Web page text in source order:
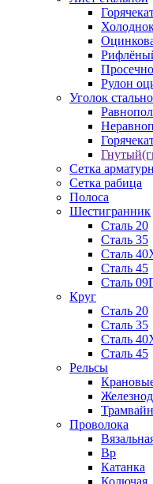
Рулон
Уголок
Сетка
Сетка рабица
Полоса
Шестигранник
Сталь 20
Сталь 35
Сталь
Сталь 45
Сталь
Круг
Сталь 20
Сталь 35
Сталь
Сталь 45
Рельсы
Проволока
Вр
Катанка
Колючая